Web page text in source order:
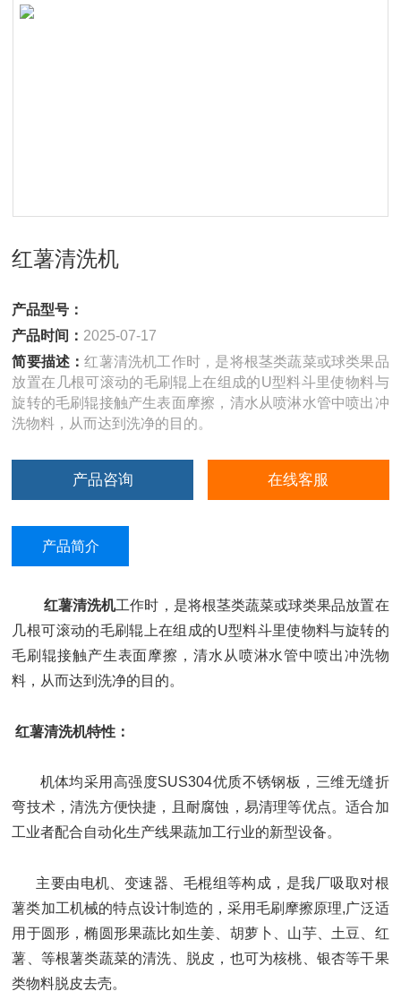
红薯清洗机
产品型号：
产品时间： 2025-07-17
简要描述：红薯清洗机工作时，是将根茎类蔬菜或球类果品
放置在几根可滚动的毛刷辊上在组成的U型料斗里使物料与
旋转的毛刷辊接触产生表面摩擦，清水从喷淋水管中喷出冲
洗物料，从而达到洗净的目的。
产品咨询 在线客服
产品简介
红薯清洗机工作时，是将根茎类蔬菜或球类果品放置在
几根可滚动的毛刷辊上在组成的U型料斗里使物料与旋转的
毛刷辊接触产生表面摩擦，清水从喷淋水管中喷出冲洗物
料，从而达到洗净的目的。
红薯清洗机特性：
机体均采用高强度SUS304优质不锈钢板，三维无缝折
弯技术，清洗方便快捷，且耐腐蚀，易清理等优点。适合加
工业者配合自动化生产线果蔬加工行业的新型设备。
主要由电机、变速器、毛棍组等构成，是我厂吸取对根
薯类加工机械的特点设计制造的，采用毛刷摩擦原理,广泛适
用于圆形，椭圆形果蔬比如生姜、胡萝卜、山芋、土豆、红
薯、等根薯类蔬菜的清洗、脱皮，也可为核桃、银杏等干果
类物料脱皮去壳。